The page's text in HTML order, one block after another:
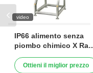
video
IP66 alimento senza
piombo chimico X Ray
Ottieni il miglior prezzo